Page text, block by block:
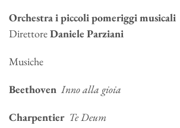
Orchestra i piccoli pomeriggi musicali
DirettoreDaniele Parziani
Musiche
Beethoven Inno alla gioia
Charpentier Te Deum